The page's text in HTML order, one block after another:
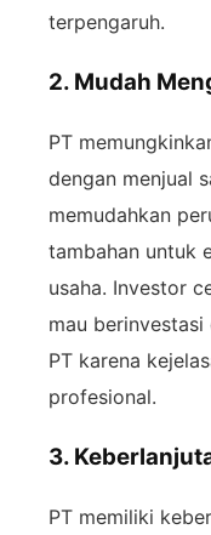
terpengaruh.
2. Mudah
PT
dengan menjual
memudahkan
tambahan untuk
usaha. Investor
mau
PT karena
profesional.
3.
PT memiliki